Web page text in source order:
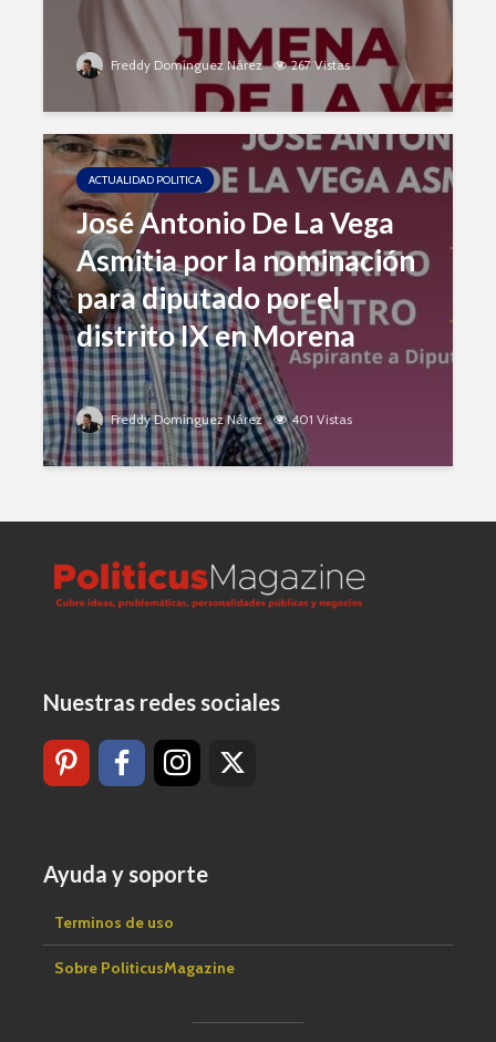
Freddy Domínguez Nárez 267 Vistas
ACTUALIDAD POLITICA
José Antonio De La Vega
Asmitia por la nominación
para diputado por el
distrito IX en Morena
Freddy Domínguez Nárez 401 Vistas
Nuestras redes sociales
Ayuda y soporte
Terminos de uso
Sobre PoliticusMagazine